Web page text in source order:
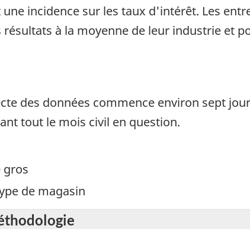
incidence sur les taux d'intérêt. Les
à la moyenne de leur industrie et
des données commence environ sept
tout le mois civil en question.
gros
de magasin